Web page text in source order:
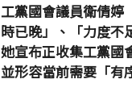
工黨國會議員衛倩婷
時已晚」、「力度不
她宣布正收集工黨國
並形容當前需要「有